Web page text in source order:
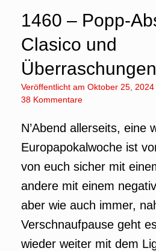
1460 – Popp-
Clasico und
Überraschungen
Veröffentlicht am Oktober 25, 2024
38 Kommentare
N’Abend allerseits, eine
Europapokalwoche ist
von euch sicher mit
andere mit einem
aber wie auch immer,
Verschnaufpause geht
wieder weiter mit dem